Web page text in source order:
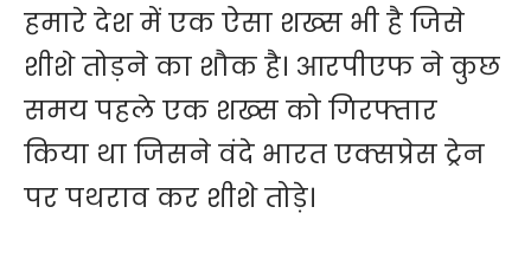
हमारे देश में एक ऐसा शख्स भी है जिसे
शीशे तोड़ने का शौक है। आरपीएफ ने कुछ
समय पहले एक शख्स को गिरफ्तार
किया था जिसने वंदे भारत एक्सप्रेस ट्रेन
पर पथराव कर शीशे तोड़े।